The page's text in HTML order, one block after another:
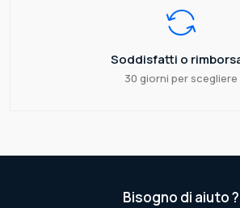
Soddisfatti o
30 giorni per scegliere
Bisogno di aiuto ?